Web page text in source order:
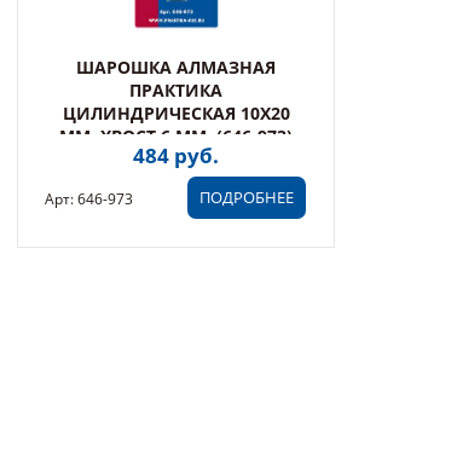
ШАРОШКА АЛМАЗНАЯ
ПРАКТИКА
ЦИЛИНДРИЧЕСКАЯ 10Х20
ММ, ХВОСТ 6 ММ, (646-973)
484 руб.
ПОДРОБНЕЕ
Арт: 646-973